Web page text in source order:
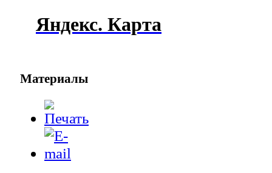
Яндекс. Карта
Материалы